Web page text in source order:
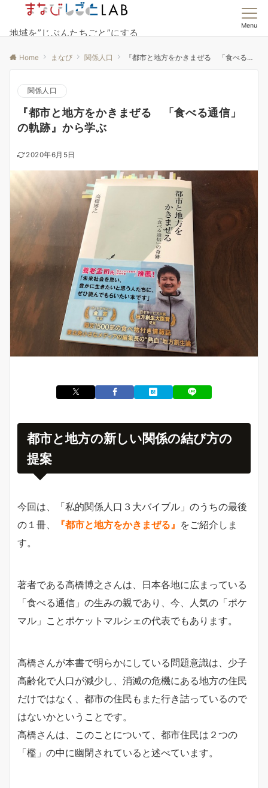
地域を”じぶんたちごと”にする
Menu
Home まなび 関係人口 『都市と地方をかきまぜる 「食べる通信」の軌跡』から学ぶ
関係人口
『都市と地方をかきまぜる 「食べる通信」
の軌跡』から学ぶ
2020年6月5日
都市と地方の新しい関係の結び方の
提案
今回は、「私的関係人口３大バイブル」のうちの最後
の１冊、
『都市と地方をかきまぜる』 をご紹介しま
す。
著者である高橋博之さんは、日本各地に広まっている
「食べる通信」の生みの親であり、今、人気の「ポケ
マル」ことポケットマルシェの代表でもあります。
高橋さんが本書で明らかにしている問題意識は、少子
高齢化で人口が減少し、消滅の危機にある地方の住民
だけではなく、都市の住民もまた行き詰っているので
はないかということです。
高橋さんは、このことについて、都市住民は２つの
「檻」の中に幽閉されていると述べています。